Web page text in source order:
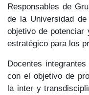
Responsables de
de la Universidad
objetivo de
estratégico para los
Docentes
con el objetivo de
la inter y